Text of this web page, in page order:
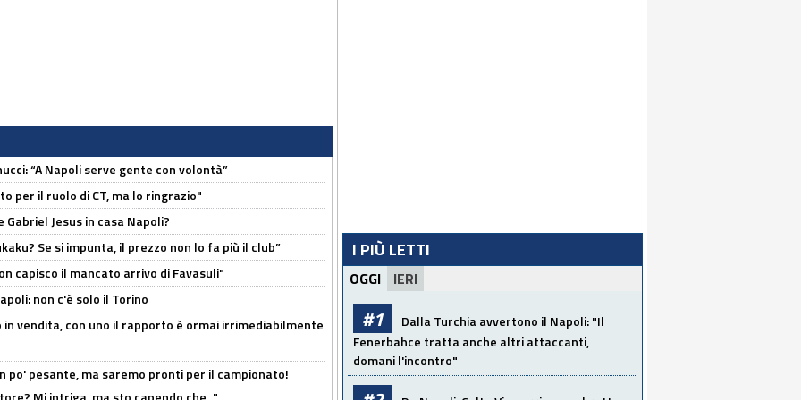
“A Napoli serve gente con volontà”
per il ruolo di CT, ma lo ringrazio"
Jesus in casa Napoli?
Se si impunta, il prezzo non lo fa più il club”
capisco il mancato arrivo di Favasuli"
non c'è solo il Torino
vendita, con uno il rapporto è ormai irrimediabilmente
po' pesante, ma saremo pronti per il campionato!
I PIÙ LETTI
OGGI IERI
#1
Dalla Turchia avvertono il Napoli: "Il
Fenerbahce tratta anche altri attaccanti,
domani l'incontro"